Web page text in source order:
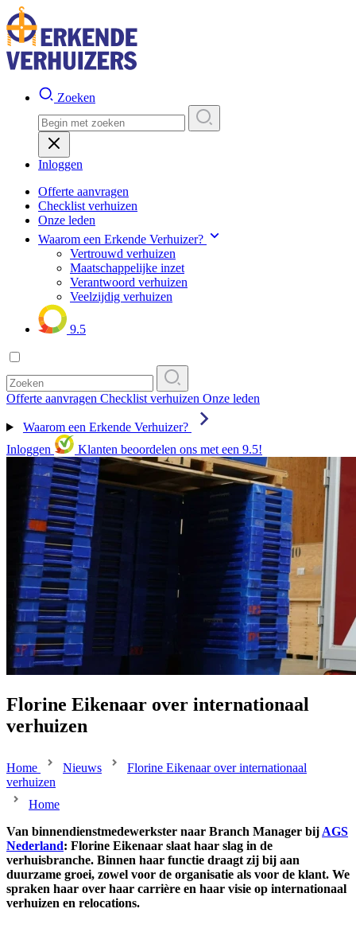
Zoeken
Inloggen
Offerte aanvragen
Checklist verhuizen
Onze leden
Waarom een Erkende Verhuizer?
Vertrouwd verhuizen
Maatschappelijke inzet
Verantwoord verhuizen
Veelzijdig verhuizen
9.5
Offerte aanvragen Checklist verhuizen Onze leden
Waarom een Erkende Verhuizer?
Inloggen
Klanten beoordelen ons met een 9.5!
Florine Eikenaar over internationaal
verhuizen
Home Nieuws
Florine Eikenaar over internationaal
verhuizen
Home
Van binnendienstmedewerkster naar Branch Manager bij AGS
Nederland: Florine Eikenaar slaat haar slag in de
verhuisbranche. Binnen haar functie draagt zij bij aan
duurzame groei, zowel voor de organisatie als voor de klant. We
spraken haar over haar carrière en haar visie op internationaal
verhuizen en relocations.